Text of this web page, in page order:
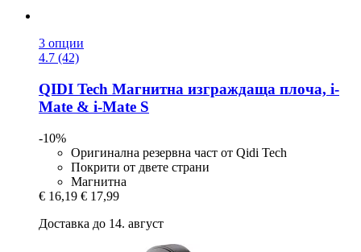
3 опции
4.7 (42)
QIDI Tech Магнитна изграждаща плоча, i-​
Mate & i-​Mate S
-10%
Оригинална резервна част от Qidi Tech
Покрити от двете страни
Магнитна
€ 16,19 € 17,99
Доставка до 14. август